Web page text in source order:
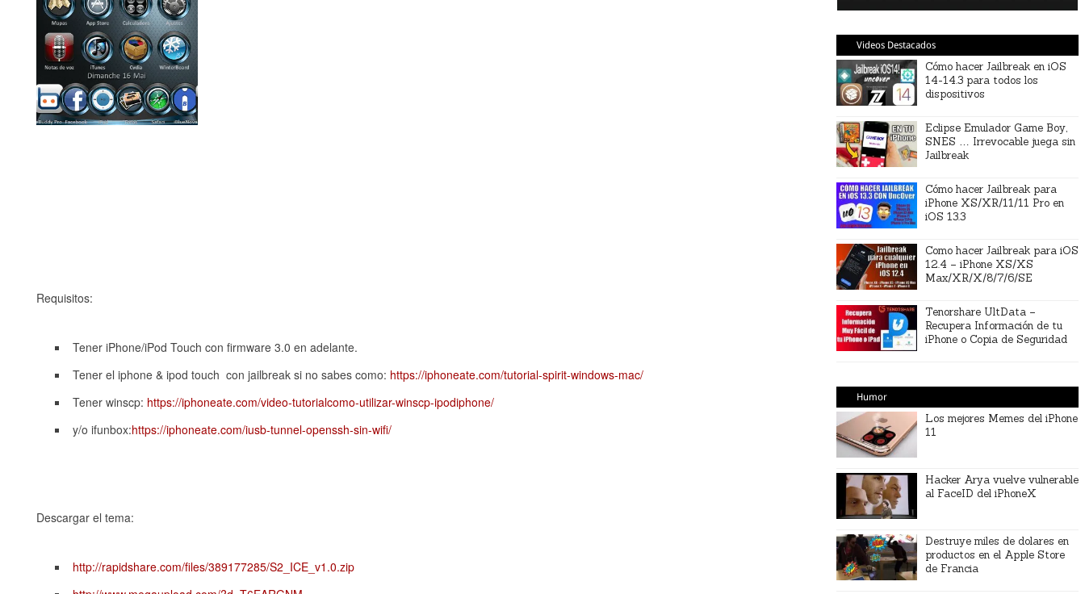
Requisitos:
Tener iPhone/iPod Touch con firmware 3.0 en adelante.
Tener el iphone & ipod touch con jailbreak si no sabes como: https://iphoneate.com/tutorial-spirit-windows-mac/
Tener winscp: https://iphoneate.com/video-tutorialcomo-utilizar-winscp-ipodiphone/
y/o ifunbox:https://iphoneate.com/iusb-tunnel-openssh-sin-wifi/
Descargar el tema:
http://rapidshare.com/files/389177285/S2_ICE_v1.0.zip
Videos Destacados
Cómo hacer Jailbreak en iOS
14-14.3 para todos los
dispositivos
Eclipse Emulador Game Boy,
SNES … Irrevocable juega sin
Jailbreak
Cómo hacer Jailbreak para
iPhone XS/XR/11/11 Pro en
iOS 13.3
Como hacer Jailbreak para iOS
12.4 – iPhone XS/XS
Max/XR/X/8/7/6/SE
Tenorshare UltData –
Recupera Información de tu
iPhone o Copia de Seguridad
Humor
Los mejores Memes del iPhone
11
Hacker Arya vuelve vulnerable
al FaceID del iPhoneX
Destruye miles de dolares en
productos en el Apple Store
de Francia